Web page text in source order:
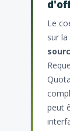
Le
sur
peut